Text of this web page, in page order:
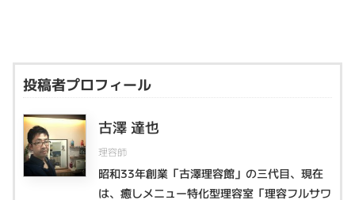
投稿者プロフィール
古澤 達也
理容師
昭和33年創業「古澤理容館」の三代目、現在
は、癒しメニュー特化型理容室「理容フルサワ